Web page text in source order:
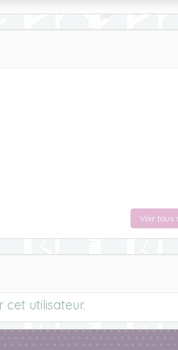
Voir tous
utilisateur.